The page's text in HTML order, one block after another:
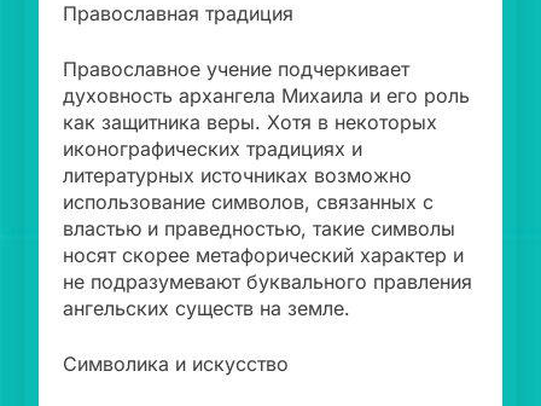
Православная традиция
Православное учение подчеркивает
духовность архангела Михаила и его роль
как защитника веры. Хотя в некоторых
иконографических традициях и
литературных источниках возможно
использование символов, связанных с
властью и праведностью, такие символы
носят скорее метафорический характер и
не подразумевают буквального правления
ангельских существ на земле.
Символика и искусство